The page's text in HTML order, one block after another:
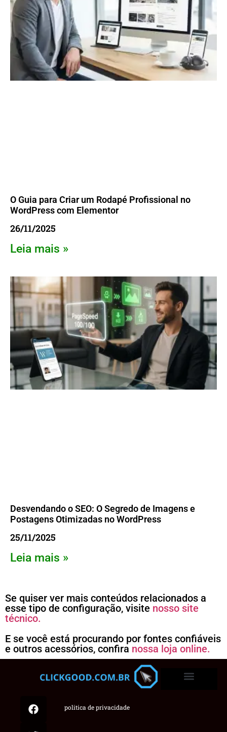
O Guia para Criar um Rodapé Profissional no
WordPress com Elementor
26/11/2025
Leia mais »
Desvendando o SEO: O Segredo de Imagens e
Postagens Otimizadas no WordPress
25/11/2025
Leia mais »
Se quiser ver mais conteúdos relacionados a
esse tipo de configuração, visite nosso site
técnico.
E se você está procurando por fontes confiáveis
e outros acessórios, confira nossa loja online.
politica de privacidade